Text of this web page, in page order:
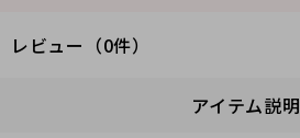
レビュー（0件）
アイテム説明